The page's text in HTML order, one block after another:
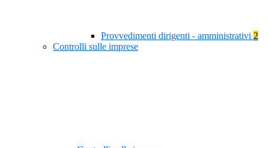
Provvedimenti dirigenti - amministrativi 2
Controlli sulle imprese